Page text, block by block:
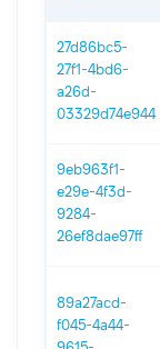
27d86bc5-
27f1-4bd6-
a26d-
03329d74e944
9eb963f1-
e29e-4f3d-
9284-
26ef8dae97ff
89a27acd-
f045-4a44-